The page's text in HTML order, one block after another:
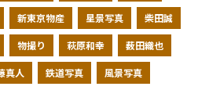
新東京物産 星景写真 柴田誠
物撮り 萩原和幸 薮田織也
真人 鉄道写真 風景写真